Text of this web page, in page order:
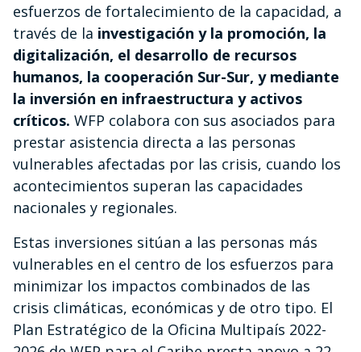
esfuerzos de fortalecimiento de la capacidad, a
través de la investigación y la promoción, la
digitalización, el desarrollo de recursos
humanos, la cooperación Sur-Sur, y mediante
la inversión en infraestructura y activos
críticos. WFP colabora con sus asociados para
prestar asistencia directa a las personas
vulnerables afectadas por las crisis, cuando los
acontecimientos superan las capacidades
nacionales y regionales.
Estas inversiones sitúan a las personas más
vulnerables en el centro de los esfuerzos para
minimizar los impactos combinados de las
crisis climáticas, económicas y de otro tipo. El
Plan Estratégico de la Oficina Multipaís 2022-